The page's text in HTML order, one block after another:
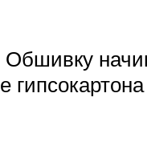
гипсокартона